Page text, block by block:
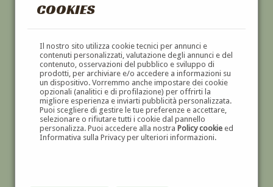
COOKIES
Il nostro sito utilizza cookie tecnici per annunci e
contenuti personalizzati, valutazione degli annunci e del
contenuto, osservazioni del pubblico e sviluppo di
prodotti, per archiviare e/o accedere a informazioni su
un dispositivo. Vorremmo anche impostare dei cookie
opzionali (analitici e di profilazione) per offrirti la
migliore esperienza e inviarti pubblicità personalizzata.
Puoi scegliere di gestire le tue preferenze e accettare,
selezionare o rifiutare tutti i cookie dal pannello
personalizza. Puoi accedere alla nostra Policy cookieed
Informativa sulla Privacy per ulteriori informazioni.
GALLERIAD'ARTE
DIPINTI E SCULTURE '800 E '900